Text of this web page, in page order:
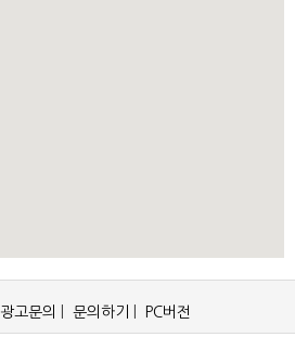
광고문의 문의하기 PC버전